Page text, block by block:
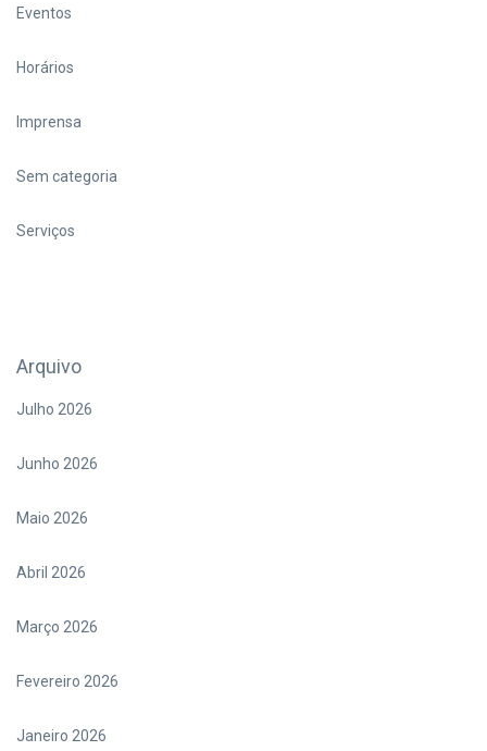
Eventos
Horários
Imprensa
Sem categoria
Serviços
Arquivo
Julho 2026
Junho 2026
Maio 2026
Abril 2026
Março 2026
Fevereiro 2026
Janeiro 2026